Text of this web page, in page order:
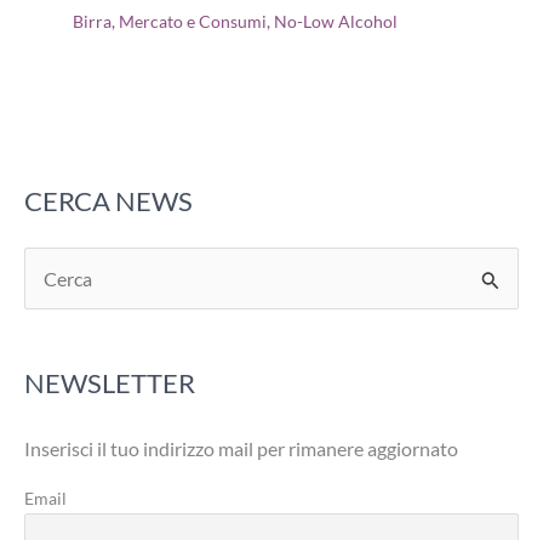
Birra, Mercato e Consumi, No-Low Alcohol
CERCA NEWS
e
c
:
NEWSLETTER
Inserisci il tuo indirizzo mail per rimanere aggiornato
Email